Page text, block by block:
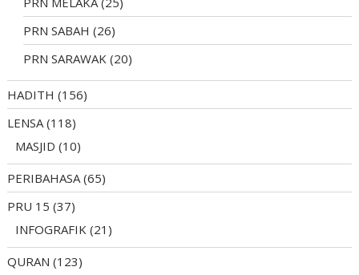
PRN SABAH (26)
PRN SARAWAK (20)
HADITH (156)
LENSA (118)
MASJID (10)
PERIBAHASA (65)
PRU 15 (37)
INFOGRAFIK (21)
QURAN (123)